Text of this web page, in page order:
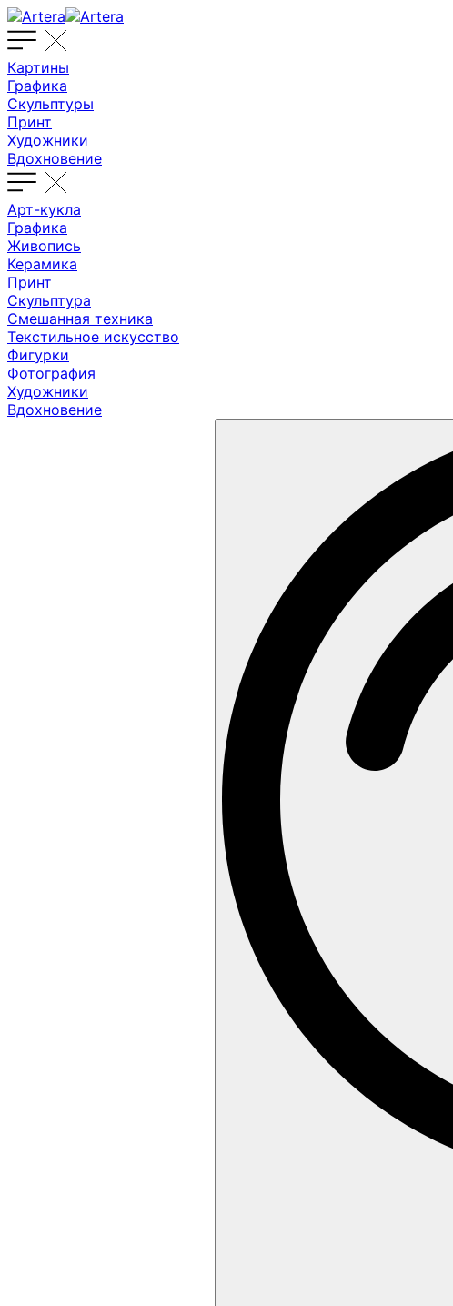
Картины
Графика
Скульптуры
Принт
Художники
Вдохновение
Арт-кукла
Графика
Живопись
Керамика
Принт
Скульптура
Смешанная техника
Текстильное искусство
Фигурки
Фотография
Художники
Вдохновение